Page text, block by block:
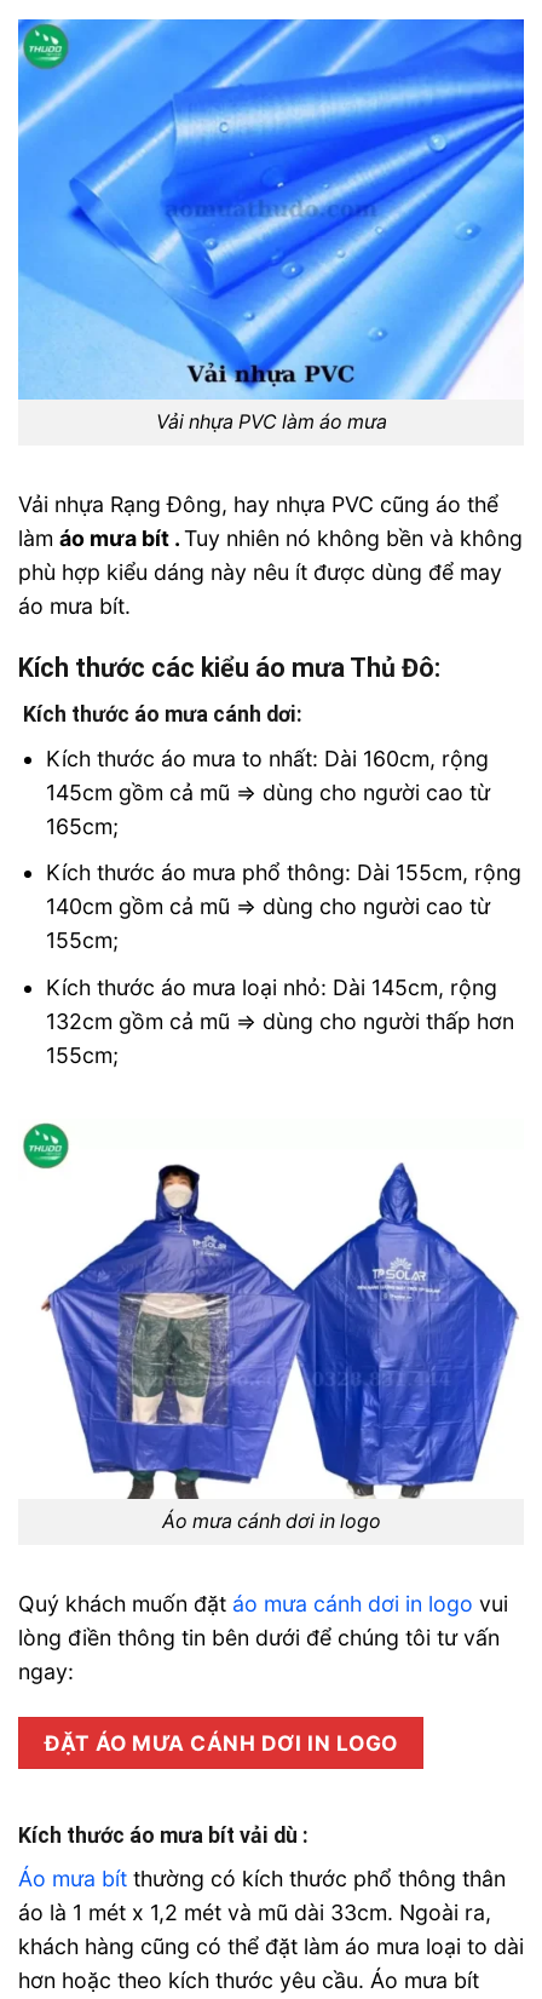
Vải nhựa PVC làm áo mưa
Vải nhựa Rạng Đông, hay nhựa PVC cũng áo thể
làm áo mưa bít .Tuy nhiên nó không bền và không
phù hợp kiểu dáng này nêu ít được dùng để may
áo mưa bít.
Kích thước các kiểu áo mưa Thủ Đô:
Kích thước áo mưa cánh dơi:
Kích thước áo mưa to nhất: Dài 160cm, rộng
145cm gồm cả mũ => dùng cho người cao từ
165cm;
Kích thước áo mưa phổ thông: Dài 155cm, rộng
140cm gồm cả mũ => dùng cho người cao từ
155cm;
Kích thước áo mưa loại nhỏ: Dài 145cm, rộng
132cm gồm cả mũ => dùng cho người thấp hơn
155cm;
Áo mưa cánh dơi in logo
Quý khách muốn đặt áo mưa cánh dơi in logo vui
lòng điền thông tin bên dưới để chúng tôi tư vấn
ngay:
ĐẶT ÁO MƯA CÁNH DƠI IN LOGO
Kích thước áo mưa bít vải dù :
Áo mưa bít thường có kích thước phổ thông thân
áo là 1 mét x 1,2 mét và mũ dài 33cm. Ngoài ra,
khách hàng cũng có thể đặt làm áo mưa loại to dài
hơn hoặc theo kích thước yêu cầu. Áo mưa bít